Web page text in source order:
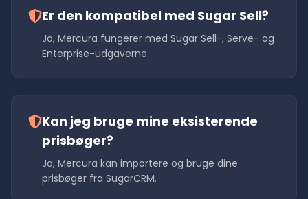
Er den kompatibel med Sugar Sell?
Ja, Mercura fungerer med Sugar Sell-, Serve- og
Enterprise-udgaverne.
Kan jeg bruge mine eksisterende
prisbøger?
Ja, Mercura kan importere og bruge dine
prisbøger fra SugarCRM.